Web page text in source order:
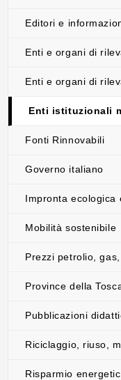
Editori e
Enti e organi di
Enti e organi di
Enti istituzionali
Fonti Rinnovabili
Governo italiano
Impronta ecologica
Mobilità sostenibile
Prezzi petrolio,
Province della
Pubblicazioni
Riciclaggio, riuso,
Risparmio